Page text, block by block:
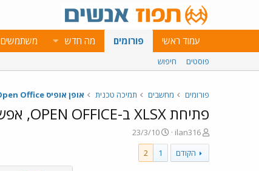
עמוד ראשי פורומים מה חדש משתמשים
פוסטים חיפוש
פורומים מחשבים תמיכה טכנית אופן אופיס Open Office
פתיחת XLSX ב-OPEN OFFICE, אפשרי?
פ
ו
ת
ח
ilan316
פ
ו
ר
ס
23/3/10
הקודם
1
2